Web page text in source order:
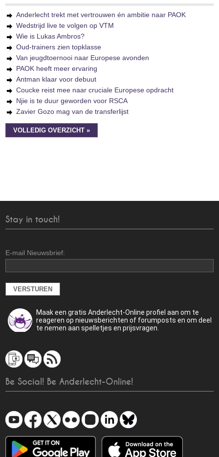
Anderlecht trekt met vertrouwen én ambitie naar PAOK
Wedstrijd live te volgen op VTM
Wie is Lukas Ambros?
Oud-trainers zien topklasse
Van jeugdtoernooi naar Europese avonden
PAOK heeft meer ervaring
Antman klaar voor debuut
Coucke reist mee naar cruciale Europese opdracht
Njie is te duur geworden voor RSCA
Zavier Gozo mag van de transferlijst
VOLLEDIG OVERZICHT »
Stay in touch!
E-mail Nieuwsbrief:
Maak een gratis Anderlecht-Online profiel aan om te
reageren op nieuwsberichten of forumposts en om deel
te nemen aan spelletjes en prijsvragen.
Be Social! Be Anderlecht-Online!